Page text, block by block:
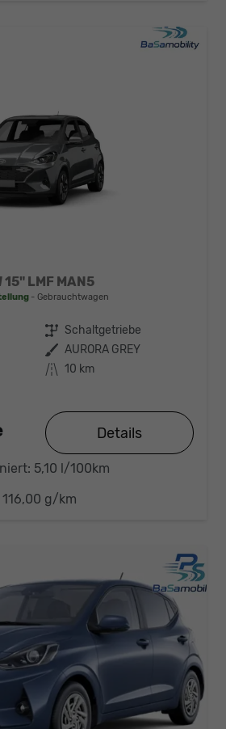
LMF MAN5
Gebrauchtwagen
Getriebe Schaltgetriebe
Außenfarbe AURORA GREY
Kilometerstand 10 km
Details
5,10 l/100km
116,00 g/km